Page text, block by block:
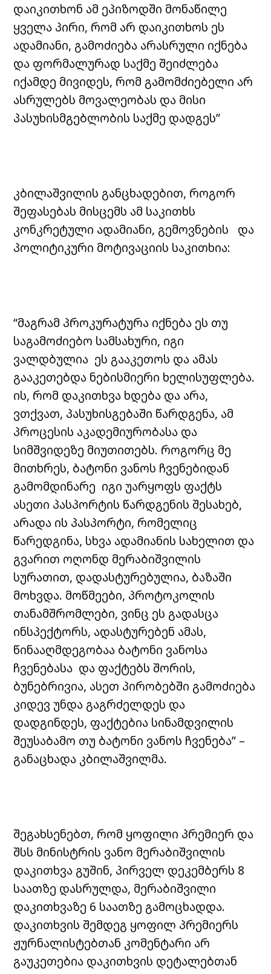
დაიკითხონ ამ ეპიზოდში მონაწილე
ყველა პირი, რომ არ დაიკითხოს ეს
ადამიანი, გამოძიება არასრული იქნება
და ფორმალურად საქმე შეიძლება
იქამდე მივიდეს, რომ გამომძიებელი არ
ასრულებს მოვალეობას და მისი
პასუხისმგებლობის საქმე დადგეს”
კბილაშვილის განცხადებით, როგორ
შეფასებას მისცემს ამ საკითხს
კონკრეტული ადამიანი, გემოვნების და
პოლიტიკური მოტივაციის საკითხია:
“მაგრამ პროკურატურა იქნება ეს თუ
საგამოძიებო სამსახური, იგი
ვალდბულია ეს გააკეთოს და ამას
გააკეთებდა ნებისმიერი ხელისუფლება.
ის, რომ დაკითხვა ხდება და არა,
ვთქვათ, პასუხისგებაში წარდგენა, ამ
პროცესის აკადემიურობასა და
სიმშვიდეზე მიუთითებს. როგორც მე
მითხრეს, ბატონი ვანოს ჩვენებიდან
გამომდინარე იგი უარყოფს ფაქტს
ასეთი პასპორტის წარდგენის შესახებ,
არადა ის პასპორტი, რომელიც
წარედგინა, სხვა ადამიანის სახელით და
გვარით ოღონდ მერაბიშვილის
სურათით, დადასტურებულია, ბაზაში
მოხვდა. მოწმეები, პროტოკოლის
თანამშრომლები, ვინც ეს გადასცა
ინსპექტორს, ადასტურებენ ამას,
წინააღმდეგობაა ბატონი ვანოსა
ჩვენებასა და ფაქტებს შორის,
ბუნებრივია, ასეთ პირობებში გამოძიება
კიდევ უნდა გაგრძელდეს და
დადგინდეს, ფაქტებია სინამდვილის
შეუსაბამო თუ ბატონი ვანოს ჩვენება” –
განაცხადა კბილაშვილმა.
შეგახსენებთ, რომ ყოფილი პრემიერ და
შსს მინისტრის ვანო მერაბიშვილის
დაკითხვა გუშინ, პირველ დეკემბერს 8
საათზე დასრულდა, მერაბიშვილი
დაკითხვაზე 6 საათზე გამოცხადდა.
დაკითხვის შემდეგ ყოფილ პრემიერს
ჟურნალისტებთან კომენტარი არ
გაუკეთებია დაკითხვის დეტალებთან